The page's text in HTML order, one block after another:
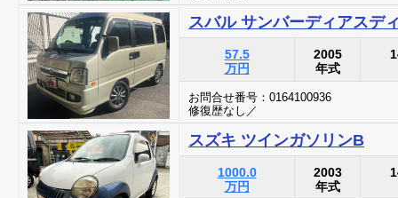
スバル サンバーディアスデ
57.5
万円
2005
年式
お問合せ番号：0164100936
修復歴なし／
スズキ ツインガソリンB
1000.0
万円
2003
年式